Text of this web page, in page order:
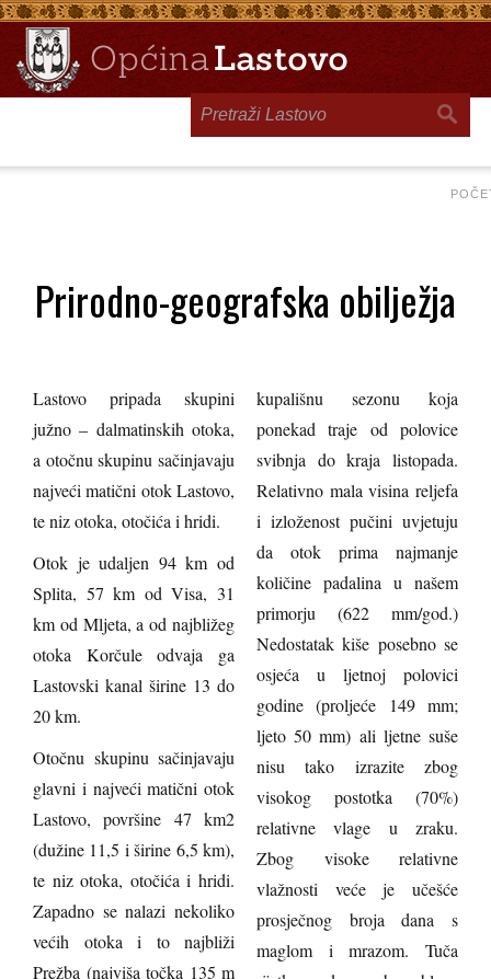
Prirodno-geografska obilježja
Lastovo pripada skupini
južno – dalmatinskih otoka,
a otočnu skupinu sačinjavaju
najveći matični otok Lastovo,
te niz otoka, otočića i hridi.
Otok je udaljen 94 km od
Splita, 57 km od Visa, 31
km od Mljeta, a od najbližeg
otoka Korčule odvaja ga
Lastovski kanal širine 13 do
20 km.
Otočnu skupinu sačinjavaju
glavni i najveći matični otok
Lastovo, površine 47 km2
(dužine 11,5 i širine 6,5 km),
te niz otoka, otočića i hridi.
Zapadno se nalazi nekoliko
većih otoka i to najbliži
Prežba (najviša točka 135 m
kupališnu sezonu koja
ponekad traje od polovice
svibnja do kraja listopada.
Relativno mala visina reljefa
i izloženost pučini uvjetuju
da otok prima najmanje
količine padalina u našem
primorju (622 mm/god.)
Nedostatak kiše posebno se
osjeća u ljetnoj polovici
godine (proljeće 149 mm;
ljeto 50 mm) ali ljetne suše
nisu tako izrazite zbog
visokog postotka (70%)
relativne vlage u zraku.
Zbog visoke relativne
vlažnosti veće je učešće
prosječnog broja dana s
maglom i mrazom. Tuča